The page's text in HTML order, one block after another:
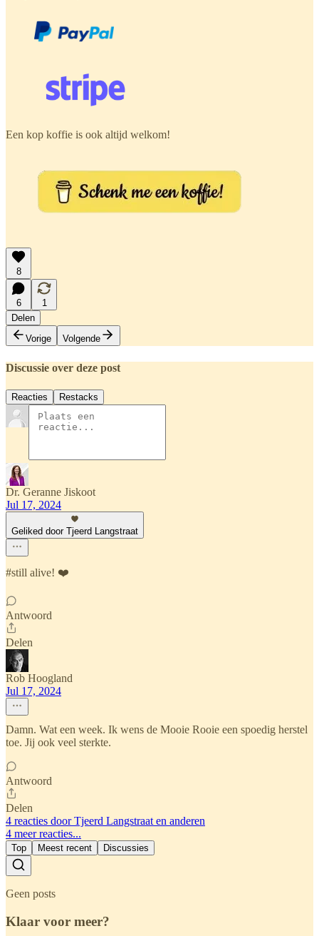
Een kop koffie is ook altijd welkom!
8
6
1
Delen
Vorige
Volgende
Discussie over deze post
Reacties Restacks
Dr. Geranne Jiskoot
Jul 17, 2024
Geliked door Tjeerd Langstraat
#still alive! ❤️
Antwoord
Delen
Rob Hoogland
Jul 17, 2024
Damn. Wat een week. Ik wens de Mooie Rooie een spoedig herstel
toe. Jij ook veel sterkte.
Antwoord
Delen
4 reacties door Tjeerd Langstraat en anderen
4 meer reacties...
Top Meest recent Discussies
Geen posts
Klaar voor meer?